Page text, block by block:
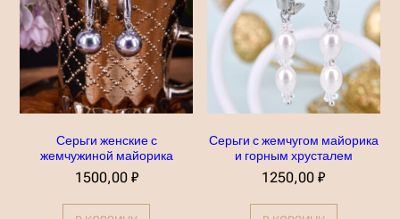
Серьги женские с
жемчужиной майорика
1500,00 ₽
Серьги с жемчугом майорика
и горным хрусталем
1250,00₽